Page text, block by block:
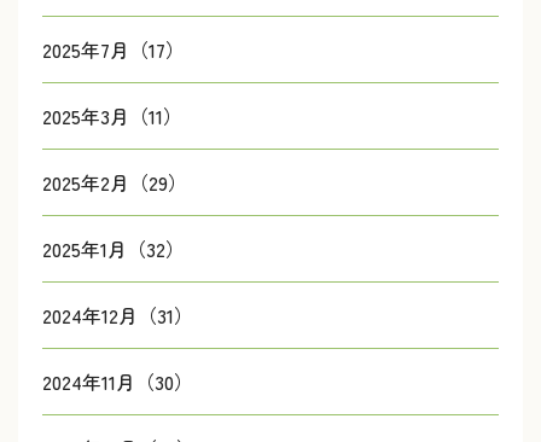
2025年7月（17）
2025年3月（11）
2025年2月（29）
2025年1月（32）
2024年12月（31）
2024年11月（30）